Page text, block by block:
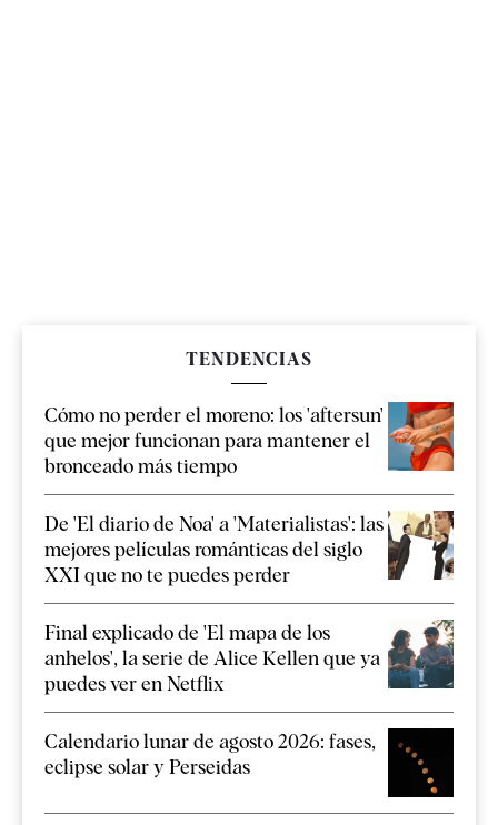
TENDENCIAS
Cómo no perder el moreno: los 'aftersun'
que mejor funcionan para mantener el
bronceado más tiempo
De 'El diario de Noa' a 'Materialistas': las
mejores películas románticas del siglo
XXI que no te puedes perder
Final explicado de 'El mapa de los
anhelos', la serie de Alice Kellen que ya
puedes ver en Netflix
Calendario lunar de agosto 2026: fases,
eclipse solar y Perseidas